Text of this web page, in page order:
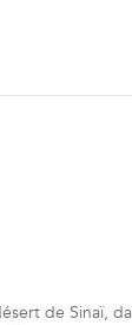
de Sinaï,